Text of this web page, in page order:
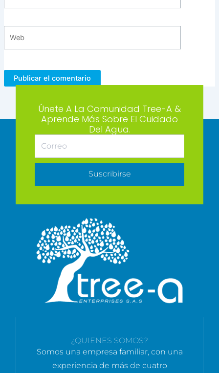
Únete A La Comunidad Tree-A &
Aprende Más Sobre El Cuidado
Del Agua.
Suscribirse
¿QUIENES SOMOS?
Somos una empresa familiar, con una
experiencia de más de cuatro